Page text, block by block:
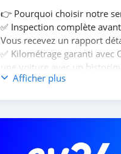
👉 Pourquoi choisir notre
✅ Inspection complète
Vous recevez un rapport
✅ Kilométrage garanti avec
une voiture avec un
✅ Entretien sérieux – les
le transport
✅ Processus simple et
le rapport; une fois
Afficher plus